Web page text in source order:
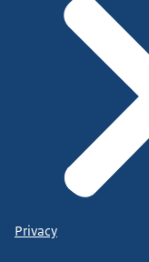
Privacy